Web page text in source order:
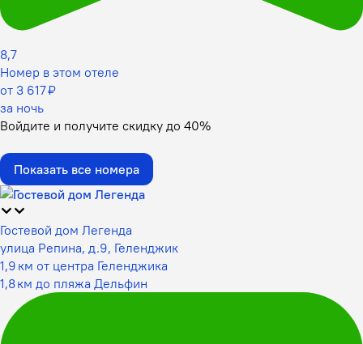
8,7
Номер в этом отеле
от 3 617 ₽
за ночь
Войдите и получите скидку до 40%
Показать все номера
Гостевой дом Легенда
улица Репина, д.9, Геленджик
1,9 км от центра Геленджика
1,8 км до пляжа Дельфин